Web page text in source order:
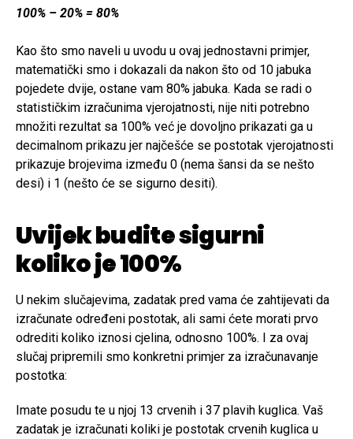
100% – 20% = 80%
Kao što smo naveli u uvodu u ovaj jednostavni primjer,
matematički smo i dokazali da nakon što od 10 jabuka
pojedete dvije, ostane vam 80% jabuka. Kada se radi o
statističkim izračunima vjerojatnosti, nije niti potrebno
množiti rezultat sa 100% već je dovoljno prikazati ga u
decimalnom prikazu jer najčešće se postotak vjerojatnosti
prikazuje brojevima između 0 (nema šansi da se nešto
desi) i 1 (nešto će se sigurno desiti).
Uvijek budite sigurni
koliko je 100%
U nekim slučajevima, zadatak pred vama će zahtijevati da
izračunate određeni postotak, ali sami ćete morati prvo
odrediti koliko iznosi cjelina, odnosno 100%. I za ovaj
slučaj pripremili smo konkretni primjer za izračunavanje
postotka:
Imate posudu te u njoj 13 crvenih i 37 plavih kuglica. Vaš
zadatak je izračunati koliki je postotak crvenih kuglica u